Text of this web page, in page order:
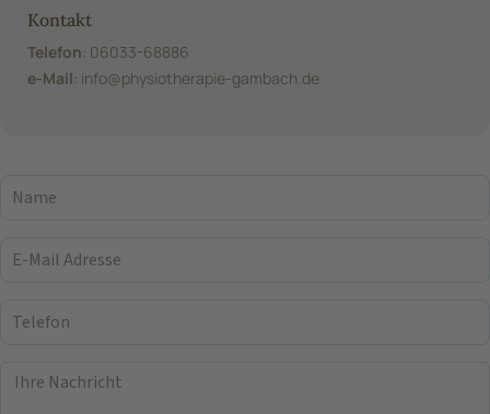
Kontakt
Telefon: 06033-68886
e-Mail: info@physiotherapie-gambach.de